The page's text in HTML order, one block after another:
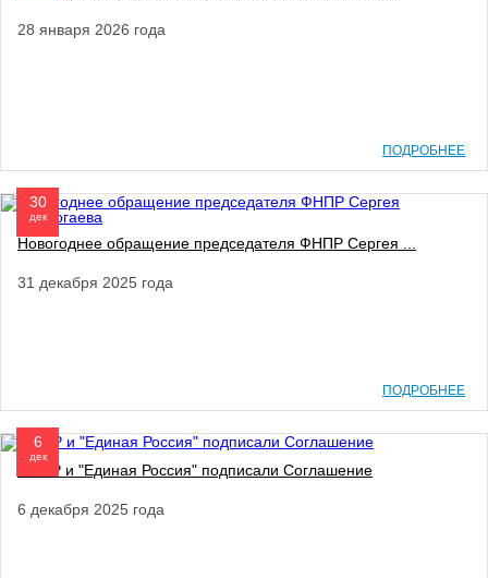
28 января 2026 года
ПОДРОБНЕЕ
30
дек
Новогоднее обращение председателя ФНПР Сергея ...
31 декабря 2025 года
ПОДРОБНЕЕ
6
дек
ФНПР и "Единая Россия" подписали Соглашение
6 декабря 2025 года